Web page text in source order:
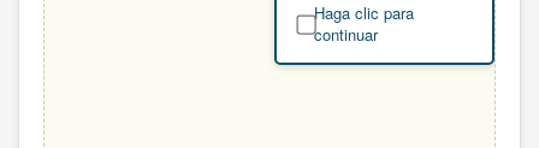
Haga clic para
continuar